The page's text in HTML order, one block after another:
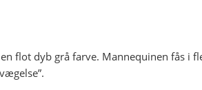
flot dyb grå farve. Mannequinen fås i